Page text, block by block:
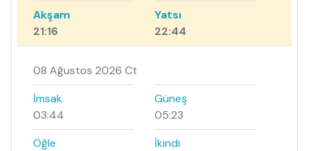
Akşam
21:16
Yatsı
22:44
08 Ağustos 2026 Ct
İmsak
03:44
Güneş
05:23
Öğle
İkindi